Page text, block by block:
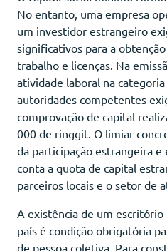
No entanto, uma empresa
um investidor estrangeiro
significativos para a
trabalho e licenças. Na
atividade laboral na
autoridades competentes
comprovação de capital
000 de ringgit. O limiar
da participação estrangeira
conta a quota de capital
parceiros locais e o setor de
A existência de um
país é condição obrigatória
de pessoa coletiva. Para